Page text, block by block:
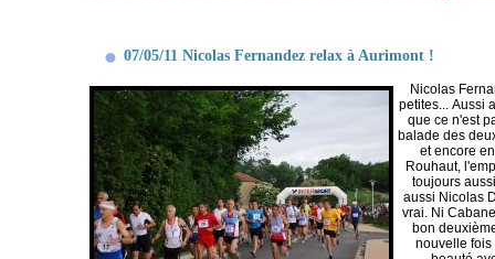
07/05/11 Nicolas Fernandez relax à Aurimont !
Nicolas
petites... Aussi
que ce n'est
balade des
et encore
Rouhaut,
toujours
aussi Nicolas
vrai. Ni
bon
nouvelle fois